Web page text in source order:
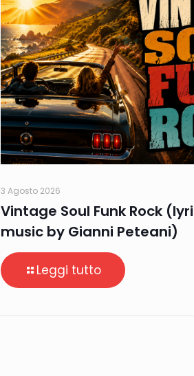
3 Agosto 2026
Vintage Soul Funk Rock
music by Gianni Peteani)
Leggi tutto